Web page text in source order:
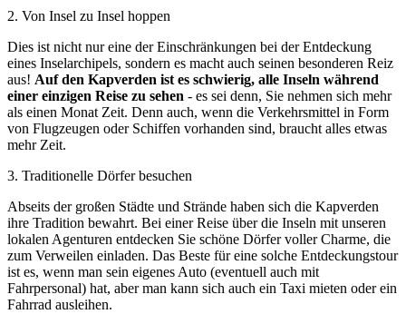
2. Von Insel zu Insel hoppen
Dies ist nicht nur eine der Einschränkungen bei der Entdeckung
eines Inselarchipels, sondern es macht auch seinen besonderen Reiz
aus! Auf den Kapverden ist es schwierig, alle Inseln während
einer einzigen Reise zu sehen - es sei denn, Sie nehmen sich mehr
als einen Monat Zeit. Denn auch, wenn die Verkehrsmittel in Form
von Flugzeugen oder Schiffen vorhanden sind, braucht alles etwas
mehr Zeit.
3. Traditionelle Dörfer besuchen
Abseits der großen Städte und Strände haben sich die Kapverden
ihre Tradition bewahrt. Bei einer Reise über die Inseln mit unseren
lokalen Agenturen entdecken Sie schöne Dörfer voller Charme, die
zum Verweilen einladen. Das Beste für eine solche Entdeckungstour
ist es, wenn man sein eigenes Auto (eventuell auch mit
Fahrpersonal) hat, aber man kann sich auch ein Taxi mieten oder ein
Fahrrad ausleihen.